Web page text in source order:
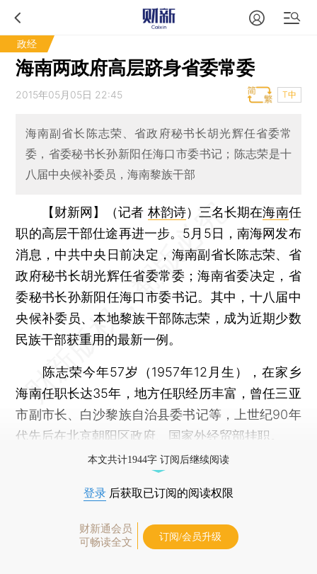
政经
海南两政府高层跻身省委常委
2015年05月05日 22:45 T中
海南副省长陈志荣、省政府秘书长胡光辉任省委常
委，省委秘书长孙新阳任海口市委书记；陈志荣是十
八届中央候补委员，海南黎族干部
【财新网】（记者 林韵诗） 三名长期在海南任
职的高层干部仕途再进一步。5月5日，南海网发布
消息，中共中央日前决定，海南副省长陈志荣、省
政府秘书长胡光辉任省委常委；海南省委决定，省
委秘书长孙新阳任海口市委书记。其中，十八届中
央候补委员、本地黎族干部陈志荣，成为近期少数
民族干部获重用的最新一例。
陈志荣今年57岁（1957年12月生），在家乡
海南任职长达35年，地方任职经历丰富，曾任三亚
市副市长、白沙黎族自治县委书记等，上世纪90年
代先后在北京朝阳区政府、国家外经贸部挂职。
本文共计1944字 订阅后继续阅读
登录 后获取已订阅的阅读权限
财新通会员
可畅读全文
订阅/会员升级